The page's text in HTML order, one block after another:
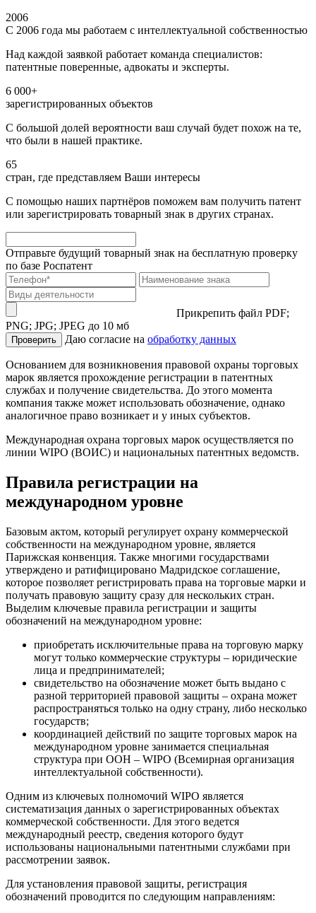
2006
С 2006 года мы работаем с интеллектуальной собственностью
Над каждой заявкой работает команда специалистов:
патентные поверенные, адвокаты и эксперты.
6 000+
зарегистрированных объектов
С большой долей вероятности ваш случай будет похож на те,
что были в нашей практике.
65
стран, где представляем Ваши интересы
С помощью наших партнёров поможем вам получить патент
или зарегистрировать товарный знак в других странах.
Отправьте будущий товарный знак на бесплатную проверку
по базе Роспатент
Прикрепить файл PDF;
PNG; JPG; JPEG до 10 мб
Проверить Даю согласие на обработку данных
Основанием для возникновения правовой охраны торговых
марок является прохождение регистрации в патентных
службах и получение свидетельства. До этого момента
компания также может использовать обозначение, однако
аналогичное право возникает и у иных субъектов.
Международная охрана торговых марок осуществляется по
линии WIPO (ВОИС) и национальных патентных ведомств.
Правила регистрации на
международном уровне
Базовым актом, который регулирует охрану коммерческой
собственности на международном уровне, является
Парижская конвенция. Также многими государствами
утверждено и ратифицировано Мадридское соглашение,
которое позволяет регистрировать права на торговые марки и
получать правовую защиту сразу для нескольких стран.
Выделим ключевые правила регистрации и защиты
обозначений на международном уровне:
приобретать исключительные права на торговую марку
могут только коммерческие структуры – юридические
лица и предпринимателей;
свидетельство на обозначение может быть выдано с
разной территорией правовой защиты – охрана может
распространяться только на одну страну, либо несколько
государств;
координацией действий по защите торговых марок на
международном уровне занимается специальная
структура при ООН – WIPO (Всемирная организация
интеллектуальной собственности).
Одним из ключевых полномочий WIPO является
систематизация данных о зарегистрированных объектах
коммерческой собственности. Для этого ведется
международный реестр, сведения которого будут
использованы национальными патентными службами при
рассмотрении заявок.
Для установления правовой защиты, регистрация
обозначений проводится по следующим направлениям: